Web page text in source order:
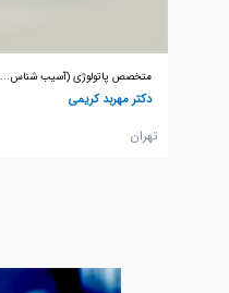
متخصص پاتولوژی (آسیب شناس...
دکتر مهربد کریمی
تهران